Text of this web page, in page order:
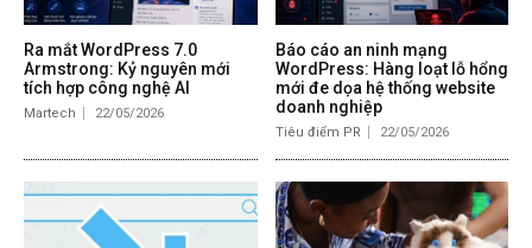
Ra mắt WordPress 7.0
Armstrong: Kỷ nguyên mới
tích hợp công nghệ AI
Martech 22/05/2026
Báo cáo an ninh mạng
WordPress: Hàng loạt lỗ hổng
mới đe dọa hệ thống website
doanh nghiệp
Tiêu điểm PR 22/05/2026